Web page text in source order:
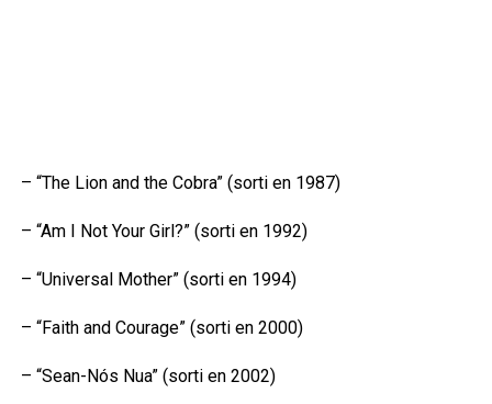
– “The Lion and the Cobra” (sorti en 1987)
– “Am I Not Your Girl?” (sorti en 1992)
– “Universal Mother” (sorti en 1994)
– “Faith and Courage” (sorti en 2000)
– “Sean-Nós Nua” (sorti en 2002)